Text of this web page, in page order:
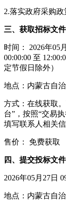
2.落实政府采购政
三、获取招标文件
时间： 2026年05
00:00:00 至
定节假日除外）
地点：内蒙古自
方式：在线获取
台”，按照“交易
填写联系人相关
售价： 免费获取
四、提交投标文
2026年05月27日
地点：内蒙古自